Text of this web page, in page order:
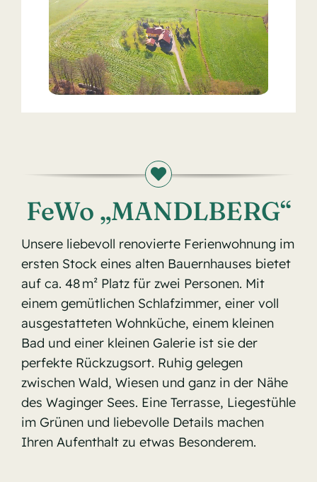
FeWo „MANDLBERG“
Unsere liebevoll renovierte Ferienwohnung im
ersten Stock eines alten Bauernhauses bietet
auf ca. 48 m² Platz für zwei Personen. Mit
einem gemütlichen Schlafzimmer, einer voll
ausgestatteten Wohnküche, einem kleinen
Bad und einer kleinen Galerie ist sie der
perfekte Rückzugsort. Ruhig gelegen
zwischen Wald, Wiesen und ganz in der Nähe
des Waginger Sees. Eine Terrasse, Liegestühle
im Grünen und liebevolle Details machen
Ihren Aufenthalt zu etwas Besonderem.